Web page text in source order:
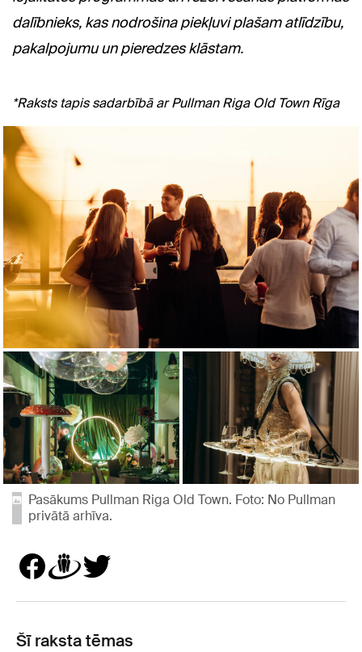
dalībnieks, kas nodrošina piekļuvi plašam atlīdzību,
pakalpojumu un pieredzes klāstam.
*Raksts tapis sadarbībā ar Pullman Riga Old Town Rīga
Pasākums Pullman Riga Old Town. Foto: No Pullman
privātā arhīva.
Šī raksta tēmas